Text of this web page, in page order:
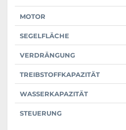
MOTOR
SEGELFLÄCHE
VERDRÄNGUNG
TREIBSTOFFKAPAZITÄT
WASSERKAPAZITÄT
STEUERUNG